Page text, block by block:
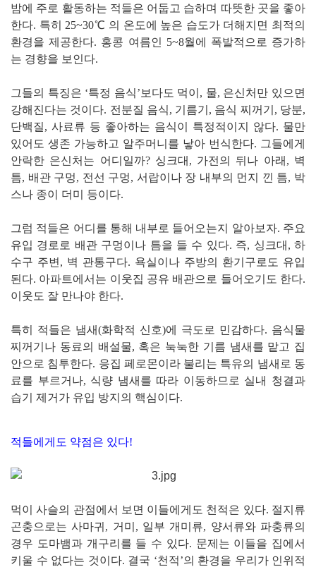
밤에 주로 활동하는 적들은 어둡고 습하며 따뜻한 곳을 좋아
한다. 특히 25~30℃ 의 온도에 높은 습도가 더해지면 최적의
환경을 제공한다. 홍콩 여름인 5~8월에 폭발적으로 증가하
는 경향을 보인다.
그들의 특징은 ‘특정 음식’보다도 먹이, 물, 은신처만 있으면
강해진다는 것이다. 전분질 음식, 기름기, 음식 찌꺼기, 당분,
단백질, 사료류 등 좋아하는 음식이 특정적이지 않다. 물만
있어도 생존 가능하고 알주머니를 낳아 번식한다. 그들에게
안락한 은신처는 어디일까? 싱크대, 가전의 뒤나 아래, 벽
틈, 배관 구멍, 전선 구멍, 서랍이나 장 내부의 먼지 낀 틈, 박
스나 종이 더미 등이다.
그럼 적들은 어디를 통해 내부로 들어오는지 알아보자. 주요
유입 경로로 배관 구멍이나 틈을 들 수 있다. 즉, 싱크대, 하
수구 주변, 벽 관통구다. 욕실이나 주방의 환기구로도 유입
된다. 아파트에서는 이웃집 공유 배관으로 들어오기도 한다.
이웃도 잘 만나야 한다.
특히 적들은 냄새(화학적 신호)에 극도로 민감하다. 음식물
찌꺼기나 동료의 배설물, 혹은 눅눅한 기름 냄새를 맡고 집
안으로 침투한다. 응집 페로몬이라 불리는 특유의 냄새로 동
료를 부르거나, 식량 냄새를 따라 이동하므로 실내 청결과
습기 제거가 유입 방지의 핵심이다.
적들에게도 약점은 있다!
먹이 사슬의 관점에서 보면 이들에게도 천적은 있다. 절지류
곤충으로는 사마귀, 거미, 일부 개미류, 양서류와 파충류의
경우 도마뱀과 개구리를 들 수 있다. 문제는 이들을 집에서
키울 수 없다는 것이다. 결국 ‘천적’의 환경을 우리가 인위적